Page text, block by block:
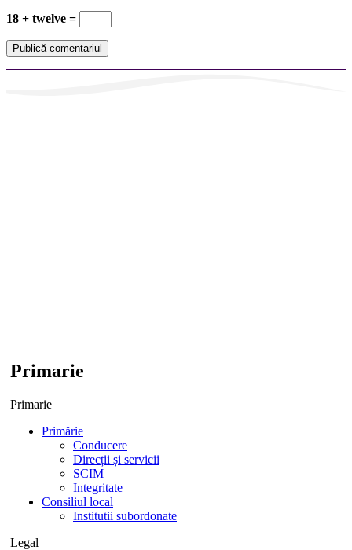
18 + twelve =
Primarie
Primarie
Primărie
Conducere
Direcții și servicii
SCIM
Integritate
Consiliul local
Institutii subordonate
Legal